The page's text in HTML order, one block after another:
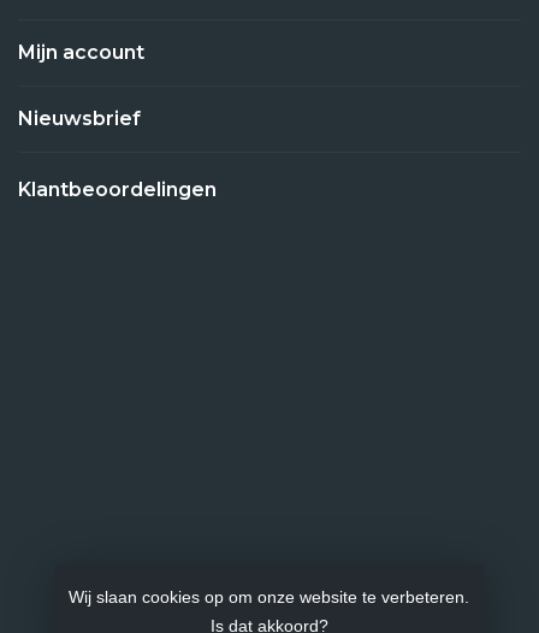
Mijn account
Nieuwsbrief
Klantbeoordelingen
Wij slaan cookies op om onze website te verbeteren.
Is dat akkoord?